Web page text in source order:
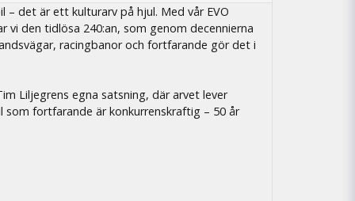
– det är ett kulturarv på hjul. Med vår EVO
vi den tidlösa 240:an, som genom decennierna
racingbanor och fortfarande gör det i
Liljegrens egna satsning, där arvet lever
som fortfarande är konkurrenskraftig – 50 år